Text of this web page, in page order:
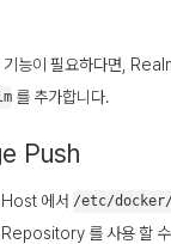
기능이 필요하다면,
를 추가합니다.
Push
에서 /etc/docker/
를 사용 할 수